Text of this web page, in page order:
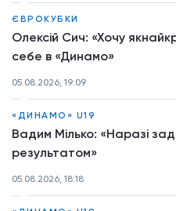
ЄВРОКУБКИ
Олексій Сич: «Хочу
себе в «Динамо»
05.08.2026, 19:09
«ДИНАМО» U19
Вадим Мілько: «Наразі
результатом»
05.08.2026, 18:18